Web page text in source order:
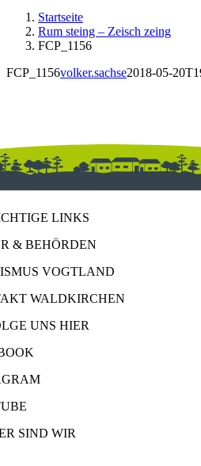
Startseite
Rum steing – Zeisch zeing
FCP_1156
FCP_1156volker.sachse2018-05-
LINKS
& BEHÖRDEN
VOGTLAND
WALDKIRCHEN
UNS HIER
SIND WIR